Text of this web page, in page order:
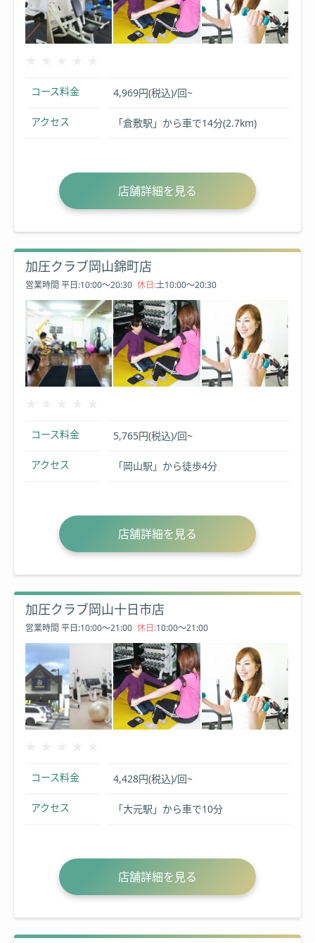
コース料金 4,969円(税込)/回~
アクセス 「倉敷駅」から車で14分(2.7km)
店舗詳細を見る
加圧クラブ岡山錦町店
営業時間 平日:10:00～20:30 休日:土10:00～20:30
コース料金 5,765円(税込)/回~
アクセス 「岡山駅」から徒歩4分
店舗詳細を見る
加圧クラブ岡山十日市店
営業時間 平日:10:00～21:00 休日:10:00～21:00
コース料金 4,428円(税込)/回~
アクセス 「大元駅」から車で10分
店舗詳細を見る